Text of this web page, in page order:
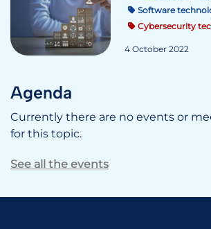
Software
Cybersecurity
4 October 2022
Agenda
Currently there are no events or
for this topic.
See all the events